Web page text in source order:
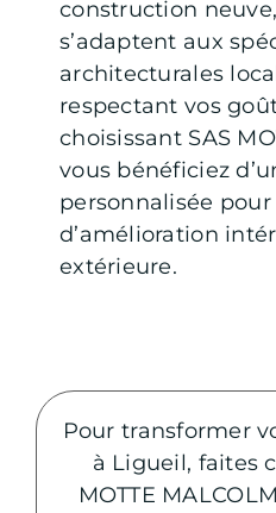
construction
s’adaptent aux
architecturales
respectant vos
choisissant SAS
vous bénéficiez
personnalisée
d’amélioration
extérieure.
Pour transformer
à Ligueil, faites
MOTTE